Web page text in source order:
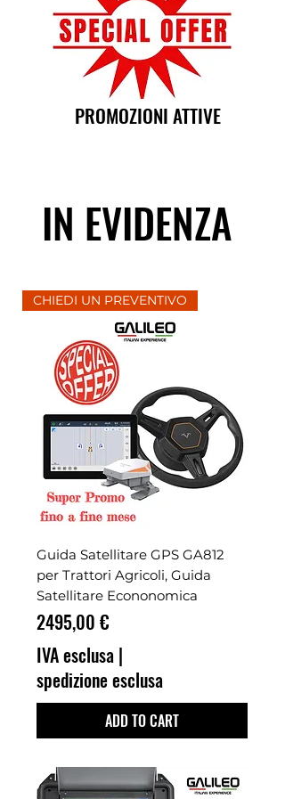
PROMOZIONI ATTIVE
IN EVIDENZA
CHIEDI UN PREVENTIVO
Guida Satellitare GPS GA812
per Trattori Agricoli, Guida
Satellitare Econonomica
Prezzo
2495,00 €
IVA esclusa |
spedizione esclusa
ADD TO CART